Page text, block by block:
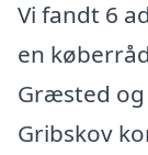
Vi fandt 6
en
Græsted
Gribskov